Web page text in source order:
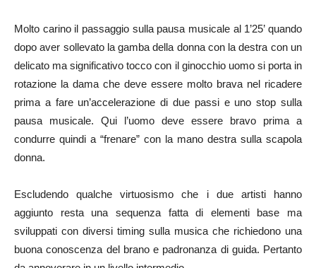
Molto carino il passaggio sulla pausa musicale al 1’25’ quando
dopo aver sollevato la gamba della donna con la destra con un
delicato ma significativo tocco con il ginocchio uomo si porta in
rotazione la dama che deve essere molto brava nel ricadere
prima a fare un’accelerazione di due passi e uno stop sulla
pausa musicale. Qui l’uomo deve essere bravo prima a
condurre quindi a “frenare” con la mano destra sulla scapola
donna.
Escludendo qualche virtuosismo che i due artisti hanno
aggiunto resta una sequenza fatta di elementi base ma
sviluppati con diversi timing sulla musica che richiedono una
buona conoscenza del brano e padronanza di guida. Pertanto